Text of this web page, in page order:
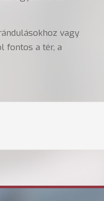
vagy
fontos a tér, a